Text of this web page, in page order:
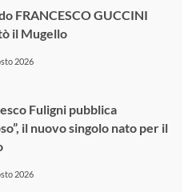
FRANCESCO GUCCINI
il Mugello
2026
Fuligni pubblica
il nuovo singolo nato per il
2026